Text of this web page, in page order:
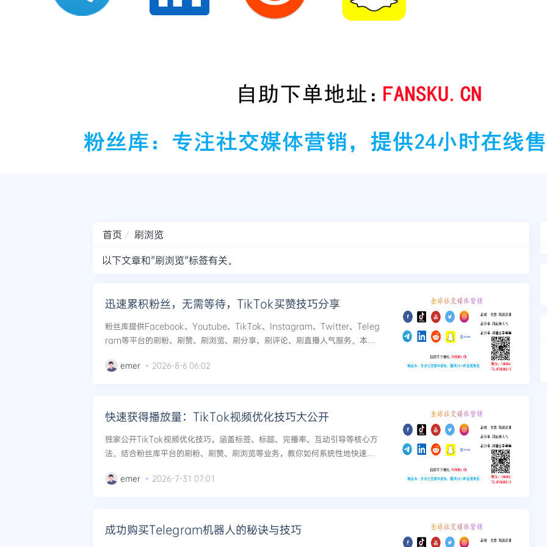
首页
刷浏览
以下文章和"刷浏览"标签有关。
迅速累积粉丝，无需等待，TikTok买赞技巧分享
粉丝库提供Facebook、Youtube、TikTok、Instagram、Twitter、Teleg
ram等平台的刷粉、刷赞、刷浏览、刷分享、刷评论、刷直播人气服务。本文
emer 2026-8-6 06:02
快速获得播放量：TikTok视频优化技巧大公开
独家公开TikTok视频优化技巧，涵盖标签、标题、完播率、互动引导等核心方
法。结合粉丝库平台的刷粉、刷赞、刷浏览等业务，教你如何系统性地快速获
emer 2026-7-31 07:01
成功购买Telegram机器人的秘诀与技巧